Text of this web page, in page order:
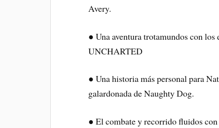
Avery.
● Una aventura trotamundos con
UNCHARTED
● Una historia más personal para
galardonada de Naughty Dog.
● El combate y recorrido fluidos con